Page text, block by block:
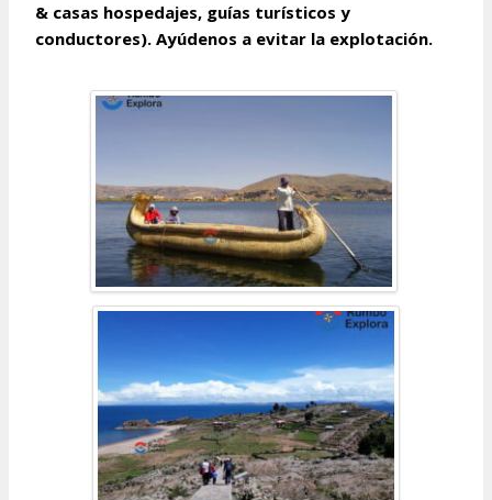
& casas hospedajes, guías turísticos y
conductores). Ayúdenos a evitar la explotación.